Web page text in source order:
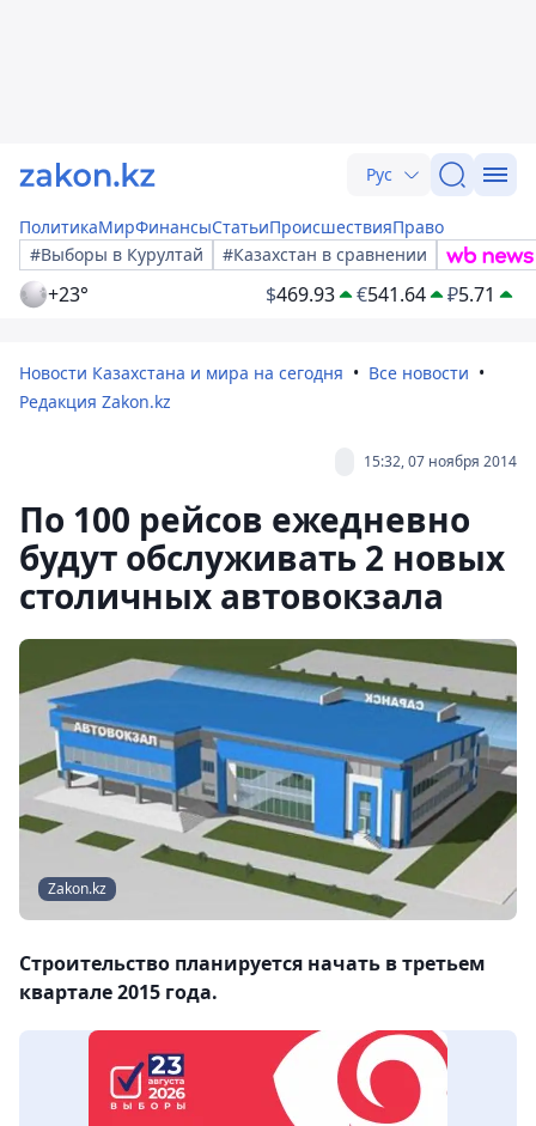
Рус
ПолитикаМирФинансыСтатьиПроисшествияПраво
#Выборы в Курултай
#Казахстан в сравнении
+23° $469.93 €541.64 ₽5.71
Новости Казахстана и мира на сегодня
Все новости
Редакция Zakon.kz
15:32, 07 ноября 2014
По 100 рейсов ежедневно
будут обслуживать 2 новых
столичных автовокзала
Zakon.kz
Строительство планируется начать в третьем
квартале 2015 года.